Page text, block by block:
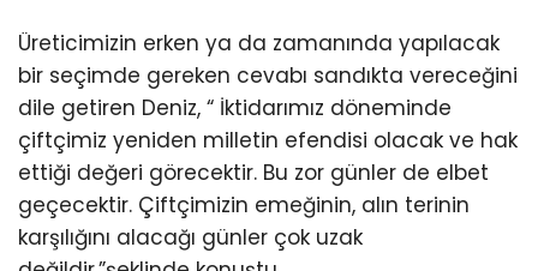
Üreticimizin erken ya da zamanında yapılacak
bir seçimde gereken cevabı sandıkta vereceğini
dile getiren Deniz, “ İktidarımız döneminde
çiftçimiz yeniden milletin efendisi olacak ve hak
ettiği değeri görecektir. Bu zor günler de elbet
geçecektir. Çiftçimizin emeğinin, alın terinin
karşılığını alacağı günler çok uzak